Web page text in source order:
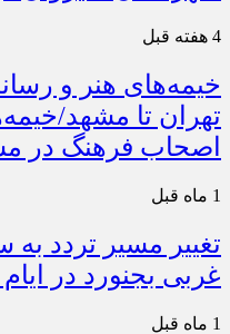
4 هفته قبل
خیمه‌های هنر و
تهران تا مشهد/
اصحاب فرهنگ در
1 ماه قبل
تغییر مسیر تردد
غربی بجنورد در
1 ماه قبل